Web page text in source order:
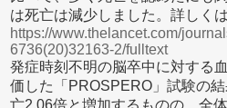
は死亡は減少しました。詳しく
https://www.thelancet.com/
6736(20)32163-2/fulltext
発症時刻不明の脳卒中に対する
価した「PROSPERO」試験の
亡2.06倍と増加するものの、全